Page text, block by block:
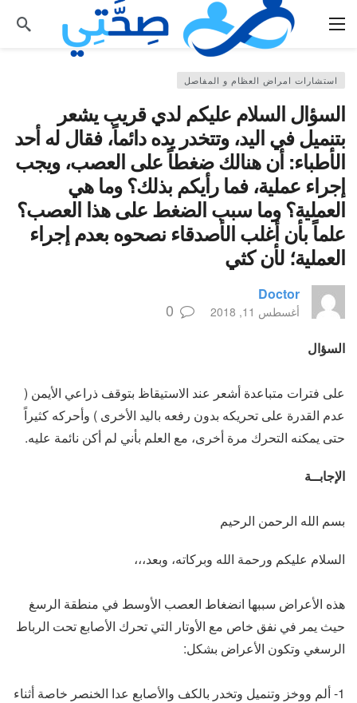
استشارات امراض العظام و المفاصل
السؤال السلام عليكم لدي قريب يشعر
بتنميل في اليد، وتتخدر يده دائماً، فقال له أحد
الأطباء: أن هنالك ضغطاً على العصب، ويجب
إجراء عملية، فما رأيكم بذلك؟ وما هي
العملية؟ وما سبب الضغط على هذا العصب؟
علماً بأن أغلب الأصدقاء نصحوه بعدم إجراء
العملية؛ لأن كثي
Doctor
أغسطس 11, 2018 0
السؤال
على فترات متباعدة أشعر عند الاستيقاظ بتوقف ذراعي الأيمن (
عدم القدرة على تحريكه بدون رفعه باليد الأخرى ) وأحركه كثيراً
حتى يمكنه التحرك مرة أخرى، مع العلم بأني لم أكن نائمة عليه.
الإجابــة
بسم الله الرحمن الرحيم
السلام عليكم ورحمة الله وبركاته، وبعد،،،
هذه الأعراض سببها انضغاط العصب الأوسط في منطقة الرسغ
حيث يمر في نفق خاص مع الأوتار التي تحرك الأصابع تحت الرباط
الرسغي وتكون الأعراض بشكل:
1- ألم ووخز وتنميل وتخدر بالكف والأصابع عدا الخنصر خاصة أثناء